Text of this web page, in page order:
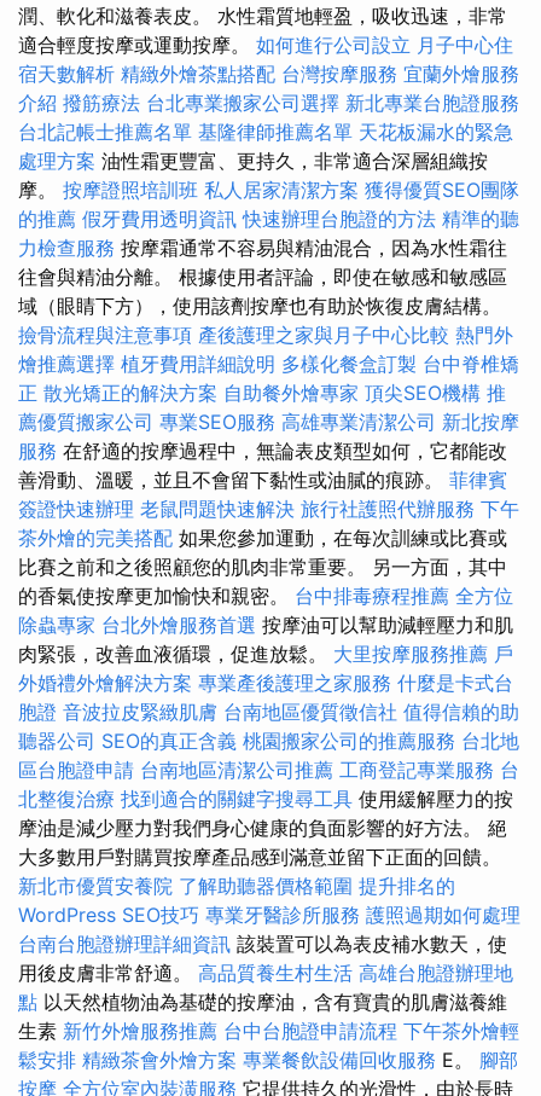
潤、軟化和滋養表皮。 水性霜質地輕盈，吸收迅速，非常
適合輕度按摩或運動按摩。 如何進行公司設立 月子中心住
宿天數解析 精緻外燴茶點搭配 台灣按摩服務 宜蘭外燴服務
介紹 撥筋療法 台北專業搬家公司選擇 新北專業台胞證服務
台北記帳士推薦名單 基隆律師推薦名單 天花板漏水的緊急
處理方案 油性霜更豐富、更持久，非常適合深層組織按
摩。 按摩證照培訓班 私人居家清潔方案 獲得優質SEO團隊
的推薦 假牙費用透明資訊 快速辦理台胞證的方法 精準的聽
力檢查服務 按摩霜通常不容易與精油混合，因為水性霜往
往會與精油分離。 根據使用者評論，即使在敏感和敏感區
域（眼睛下方），使用該劑按摩也有助於恢復皮膚結構。
撿骨流程與注意事項 產後護理之家與月子中心比較 熱門外
燴推薦選擇 植牙費用詳細說明 多樣化餐盒訂製 台中脊椎矯
正 散光矯正的解決方案 自助餐外燴專家 頂尖SEO機構 推
薦優質搬家公司 專業SEO服務 高雄專業清潔公司 新北按摩
服務 在舒適的按摩過程中，無論表皮類型如何，它都能改
善滑動、溫暖，並且不會留下黏性或油膩的痕跡。 菲律賓
簽證快速辦理 老鼠問題快速解決 旅行社護照代辦服務 下午
茶外燴的完美搭配 如果您參加運動，在每次訓練或比賽或
比賽之前和之後照顧您的肌肉非常重要。 另一方面，其中
的香氣使按摩更加愉快和親密。 台中排毒療程推薦 全方位
除蟲專家 台北外燴服務首選 按摩油可以幫助減輕壓力和肌
肉緊張，改善血液循環，促進放鬆。 大里按摩服務推薦 戶
外婚禮外燴解決方案 專業產後護理之家服務 什麼是卡式台
胞證 音波拉皮緊緻肌膚 台南地區優質徵信社 值得信賴的助
聽器公司 SEO的真正含義 桃園搬家公司的推薦服務 台北地
區台胞證申請 台南地區清潔公司推薦 工商登記專業服務 台
北整復治療 找到適合的關鍵字搜尋工具 使用緩解壓力的按
摩油是減少壓力對我們身心健康的負面影響的好方法。 絕
大多數用戶對購買按摩產品感到滿意並留下正面的回饋。
新北市優質安養院 了解助聽器價格範圍 提升排名的
WordPress SEO技巧 專業牙醫診所服務 護照過期如何處理
台南台胞證辦理詳細資訊 該裝置可以為表皮補水數天，使
用後皮膚非常舒適。 高品質養生村生活 高雄台胞證辦理地
點 以天然植物油為基礎的按摩油，含有寶貴的肌膚滋養維
生素 新竹外燴服務推薦 台中台胞證申請流程 下午茶外燴輕
鬆安排 精緻茶會外燴方案 專業餐飲設備回收服務 E。 腳部
按摩 全方位室內裝潢服務 它提供持久的光滑性，由於長時